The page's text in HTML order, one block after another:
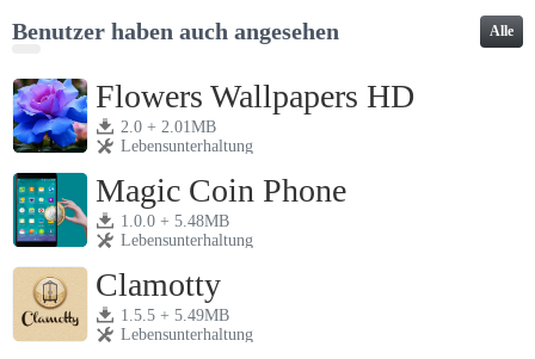
Benutzer haben auch angesehen Alle
Flowers Wallpapers HD
2.0 + 2.01MB
Lebensunterhaltung
Magic Coin Phone
1.0.0 + 5.48MB
Lebensunterhaltung
Clamotty
1.5.5 + 5.49MB
Lebensunterhaltung